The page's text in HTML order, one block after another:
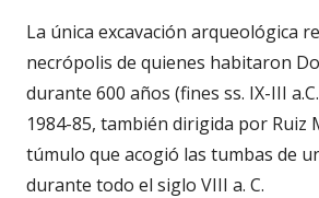
La única excavación arqueológica
necrópolis de quienes habitaron
durante 600 años (fines ss. IX-III
1984-85, también dirigida por Ruiz
túmulo que acogió las tumbas de
durante todo el siglo VIII a. C.